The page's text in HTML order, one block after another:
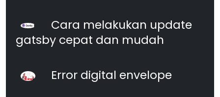
Cara melakukan update
gatsby cepat dan mudah
Error digital envelope